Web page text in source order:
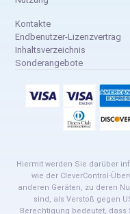
Kontakte
Endbenutzer-Lizenzvertrag
Inhaltsverzeichnis
Sonderangebote
Hiermit werden Sie darüber
wie der CleverControl-
anderen Geräten, zu deren
sind, als Verstoß gegen
Berechtigung bedeutet,